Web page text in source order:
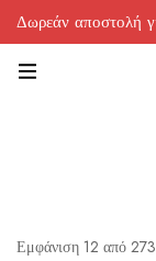
Δωρεάν αποστολή
Εμφάνιση 12 από